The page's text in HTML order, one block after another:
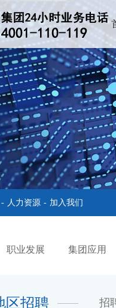
- 人力资源 - 加入我们
职业发展 集团应用
区招聘 招